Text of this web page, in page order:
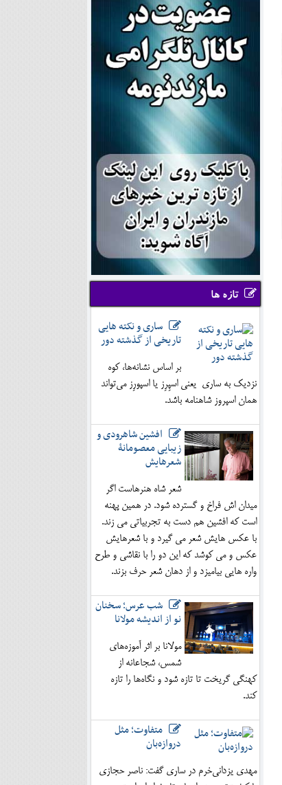
تازه ها
ساری و نکته هایی
تاریخی از گذشته دور
بر اساس نشانه‌ها، کوه
نزدیک به ساری یعنی اسپِرِز یا اسپورِز می‌تواند
همان اسپروز شاهنامه باشد.
افشین شاهرودی و
زیبایی معصومانۀ
شعرهایش
شعر شاه هنرهاست اگر
میدان اش فراخ و گسترده شود. در همین پهنه
است که افشین هم دست به تجربیاتی می زند.
با عکس هایش شعر می گیرد و با شعرهایش
عکس و می کوشد که این دو را با نقاشی و طرح
واره هایی بیامیزد و از دهان شعر حرف بزند.
شب عرس؛ سخنان
نو از اندیشه مولانا
مولانا بر اثر آموزه‌های
شمس، شجاعانه از
کهنگی گریخت تا تازه شود و نگاه‌ها را تازه
کند.
متفاوت؛ مثل
دروازه‌بان
مهدی یزدانی‌خرم در ساری گفت: ناصر حجازی